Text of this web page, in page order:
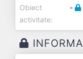
Obiect
activitate:
-